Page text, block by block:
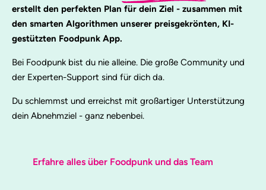
erstellt den perfekten Plan für dein Ziel - zusammen mit
den smarten Algorithmen unserer preisgekrönten, KI-
gestützten Foodpunk App.
Bei Foodpunk bist du nie alleine. Die große Community und
der Experten-Support sind für dich da.
Du schlemmst und erreichst mit großartiger Unterstützung
dein Abnehmziel - ganz nebenbei.
Erfahre alles über Foodpunk und das Team